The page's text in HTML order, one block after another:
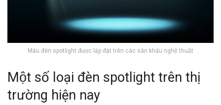
Mẫu đèn spotlight được lắp đặt trên các sân khấu nghệ thuật
Một số loại đèn spotlight trên thị
trường hiện nay